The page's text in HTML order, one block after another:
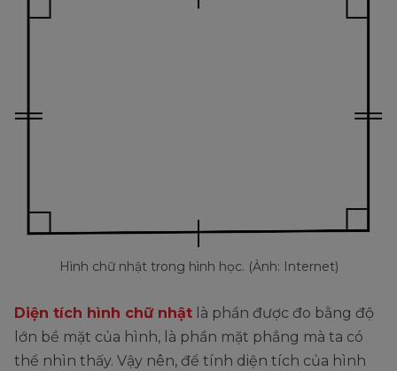
Hình chữ nhật trong hình học. (Ảnh: Internet)
Diện tích hình chữ nhật là phần được đo bằng độ
lớn bề mặt của hình, là phần mặt phẳng mà ta có
thể nhìn thấy. Vậy nên, để tính diện tích của hình